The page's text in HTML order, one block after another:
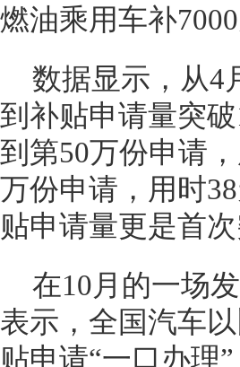
燃油乘用车补
数据显示，从4
到补贴申请量突
到第50万份申请
万份申请，用时
贴申请量更是首
在10月的一场
表示，全国汽车
贴申请“一口办理